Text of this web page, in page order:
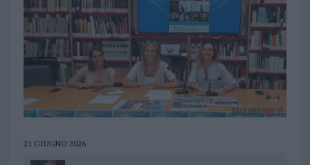
21 GIUGNO 2026